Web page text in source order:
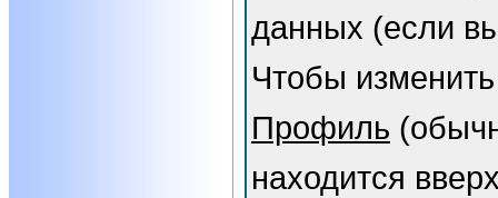
данных (если
Чтобы
Профиль
находится